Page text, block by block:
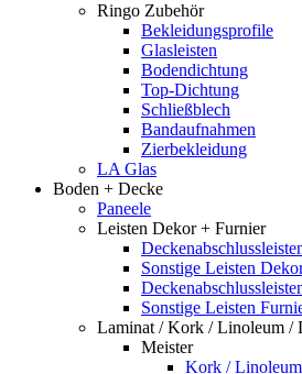
Ringo Zubehör
Bekleidungsprofile
Glasleisten
Bodendichtung
Top-Dichtung
Schließblech
Bandaufnahmen
Zierbekleidung
LA Glas
Boden + Decke
Paneele
Leisten Dekor + Furnier
Sonstige Leisten
Sonstige Leisten
Laminat / Kork / Linoleum /
Meister
Kork / Linoleum